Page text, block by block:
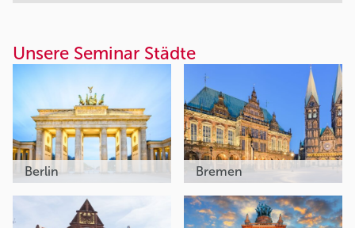
Unsere Seminar Städte
Berlin Bremen